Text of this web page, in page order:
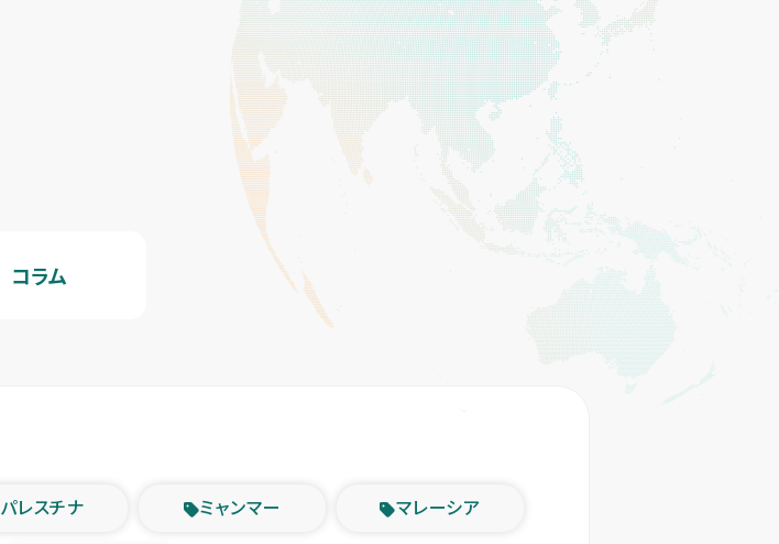
コラム
パレスチナ ミャンマー マレーシア